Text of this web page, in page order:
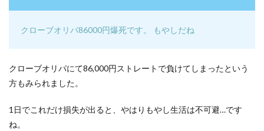
クローブオリパ86000円爆死です。 もやしだね
クローブオリパにて86,000円ストレートで負けてしまったという
方もみられました。
1日でこれだけ損失が出ると、やはりもやし生活は不可避…です
ね。